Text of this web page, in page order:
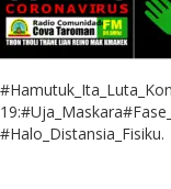
#Halo_Distansia_Fisiku.